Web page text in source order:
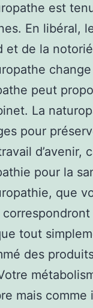
est
En libéral,
et de la
peut
La
pour
d’avenir,
pour la
que
tout
des
mais